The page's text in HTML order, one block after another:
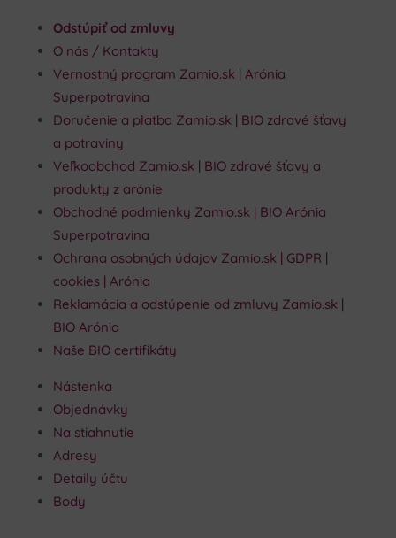
Odstúpiť od zmluvy
O nás / Kontakty
Vernostný program Zamio.sk | Arónia
Superpotravina
Doručenie a platba Zamio.sk | BIO zdravé šťavy
a potraviny
Veľkoobchod Zamio.sk | BIO zdravé šťavy a
produkty z arónie
Obchodné podmienky Zamio.sk | BIO Arónia
Superpotravina
Ochrana osobných údajov Zamio.sk | GDPR |
cookies | Arónia
Reklamácia a odstúpenie od zmluvy Zamio.sk |
BIO Arónia
Naše BIO certifikáty
Nástenka
Objednávky
Na stiahnutie
Adresy
Detaily účtu
Body